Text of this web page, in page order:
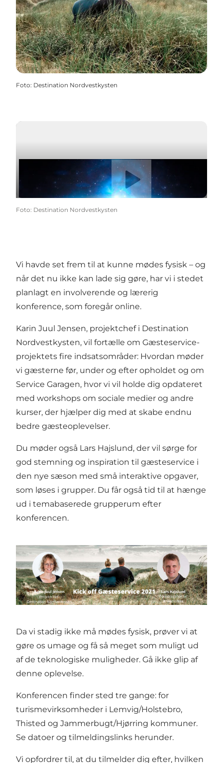
Foto: Destination Nordvestkysten
Afspil video
Foto: Destination Nordvestkysten
Vi havde set frem til at kunne mødes fysisk – og
når det nu ikke kan lade sig gøre, har vi i stedet
planlagt en involverende og lærerig
konference, som foregår online.
Karin Juul Jensen, projektchef i Destination
Nordvestkysten, vil fortælle om Gæsteservice-
projektets fire indsatsområder: Hvordan møder
vi gæsterne før, under og efter opholdet og om
Service Garagen, hvor vi vil holde dig opdateret
med workshops om sociale medier og andre
kurser, der hjælper dig med at skabe endnu
bedre gæsteoplevelser.
Du møder også Lars Hajslund, der vil sørge for
god stemning og inspiration til gæsteservice i
den nye sæson med små interaktive opgaver,
som løses i grupper. Du får også tid til at hænge
ud i temabaserede grupperum efter
konferencen.
Da vi stadig ikke må mødes fysisk, prøver vi at
gøre os umage og få så meget som muligt ud
af de teknologiske muligheder. Gå ikke glip af
denne oplevelse.
Konferencen finder sted tre gange: for
turismevirksomheder i Lemvig/Holstebro,
Thisted og Jammerbugt/Hjørring kommuner.
Se datoer og tilmeldingslinks herunder.
Vi opfordrer til, at du tilmelder dig efter, hvilken